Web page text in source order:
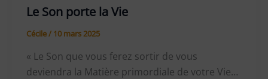
Le Son porte la Vie
Cécile/ 10 mars 2025
« Le Son que vous ferez sortir de vous
deviendra la Matière primordiale de votre Vie…